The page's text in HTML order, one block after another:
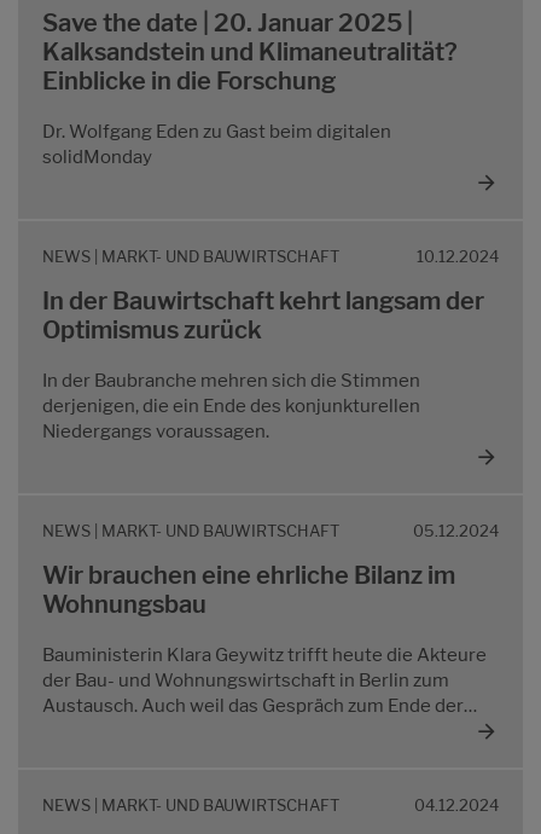
Save the date | 20. Januar 2025 |
Kalksandstein und Klimaneutralität?
Einblicke in die Forschung
Dr. Wolfgang Eden zu Gast beim digitalen
solidMonday
NEWS | MARKT- UND BAUWIRTSCHAFT 10.12.2024
In der Bauwirtschaft kehrt langsam der
Optimismus zurück
In der Baubranche mehren sich die Stimmen
derjenigen, die ein Ende des konjunkturellen
Niedergangs voraussagen.
NEWS | MARKT- UND BAUWIRTSCHAFT 05.12.2024
Wir brauchen eine ehrliche Bilanz im
Wohnungsbau
Bauministerin Klara Geywitz trifft heute die Akteure
der Bau- und Wohnungswirtschaft in Berlin zum
Austausch. Auch weil das Gespräch zum Ende der…
NEWS | MARKT- UND BAUWIRTSCHAFT 04.12.2024